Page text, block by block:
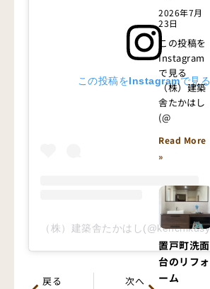
この投稿をInstagramで見る
Prev
戻る
次へ
Next
2026年7月
23日
この投稿を
Instagram
で見る
（株）建築
舎たかはし
(@
Read More
»
置戸町洗面
台のリフォ
ーム